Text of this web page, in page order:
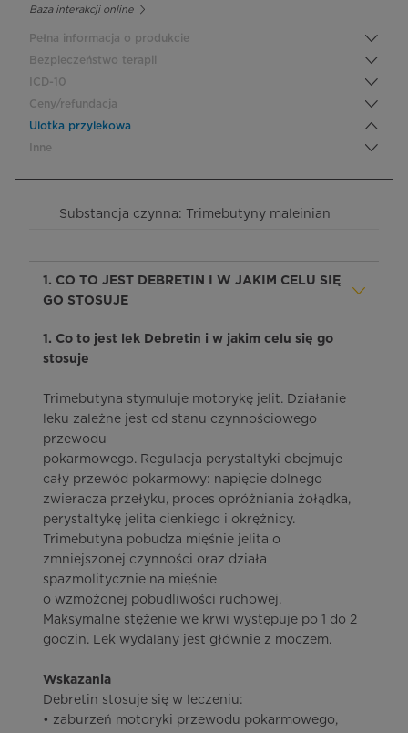
Baza interakcji online
Pełna informacja o produkcie
Bezpieczeństwo terapii
ICD-10
Ceny/refundacja
Ulotka przylekowa
Inne
Substancja czynna: Trimebutyny maleinian
1. CO TO JEST DEBRETIN I W JAKIM CELU SIĘ
GO STOSUJE
1. Co to jest lek Debretin i w jakim celu się go
stosuje
Trimebutyna stymuluje motorykę jelit. Działanie
leku zależne jest od stanu czynnościowego
przewodu
pokarmowego. Regulacja perystaltyki obejmuje
cały przewód pokarmowy: napięcie dolnego
zwieracza przełyku, proces opróżniania żołądka,
perystaltykę jelita cienkiego i okrężnicy.
Trimebutyna pobudza mięśnie jelita o
zmniejszonej czynności oraz działa
spazmolitycznie na mięśnie
o wzmożonej pobudliwości ruchowej.
Maksymalne stężenie we krwi występuje po 1 do 2
godzin. Lek wydalany jest głównie z moczem.
Wskazania
Debretin stosuje się w leczeniu:
• zaburzeń motoryki przewodu pokarmowego,